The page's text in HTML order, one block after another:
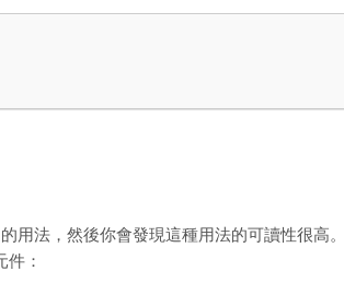
的用法，然後你會發現這種用法的可讀性很高
：